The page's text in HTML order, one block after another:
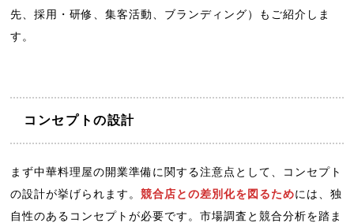
先、採用・研修、集客活動、ブランディング）もご紹介しま
す。
コンセプトの設計
まず中華料理屋の開業準備に関する注意点として、コンセプト
の設計が挙げられます。競合店との差別化を図るためには、独
自性のあるコンセプトが必要です。市場調査と競合分析を踏ま